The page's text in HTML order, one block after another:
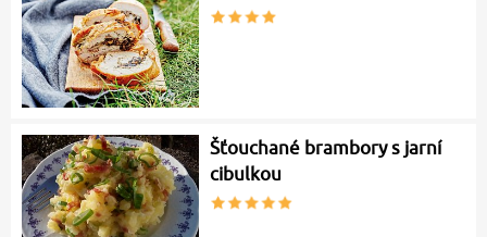
Šťouchané brambory s jarní
cibulkou